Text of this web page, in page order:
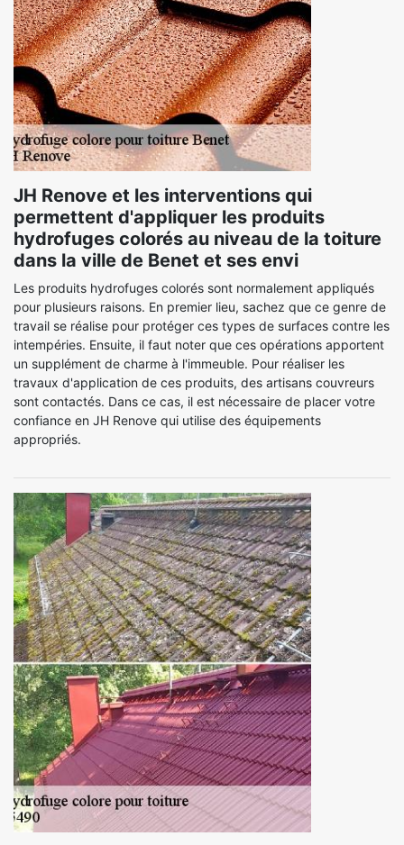
JH Renove et les interventions qui
permettent d'appliquer les produits
hydrofuges colorés au niveau de la toiture
dans la ville de Benet et ses envi
Les produits hydrofuges colorés sont normalement appliqués
pour plusieurs raisons. En premier lieu, sachez que ce genre de
travail se réalise pour protéger ces types de surfaces contre les
intempéries. Ensuite, il faut noter que ces opérations apportent
un supplément de charme à l'immeuble. Pour réaliser les
travaux d'application de ces produits, des artisans couvreurs
sont contactés. Dans ce cas, il est nécessaire de placer votre
confiance en JH Renove qui utilise des équipements
appropriés.